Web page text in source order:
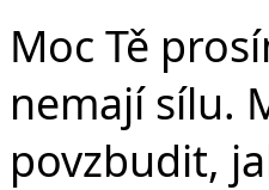
Moc Tě
nemají sílu.
povzbudit,